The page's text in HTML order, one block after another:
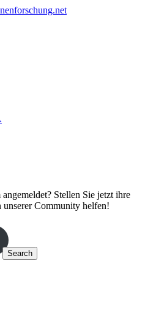
Stellen Sie jetzt ihre
unserer Community helfen!
Search